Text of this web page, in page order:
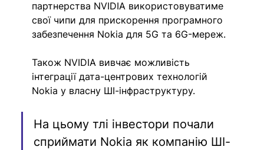
партнерства NVIDIA використовуватиме
свої чипи для прискорення програмного
забезпечення Nokia для 5G та 6G-мереж.
Також NVIDIA вивчає можливість
інтеграції дата-центрових технологій
Nokia у власну ШІ-інфраструктуру.
На цьому тлі інвестори почали
сприймати Nokia як компанію ШІ-